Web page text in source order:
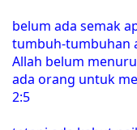
belum ada semak
tumbuh-tumbuhan
Allah belum
ada orang untuk
2:5